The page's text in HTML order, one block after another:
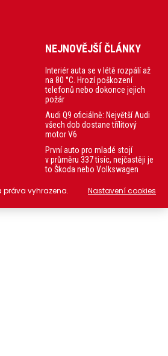
NEJNOVĚJŠÍ ČLÁNKY
Interiér auta se v létě rozpálí až
na 80 °C. Hrozí poškození
telefonů nebo dokonce jejich
požár
Audi Q9 oficiálně: Největší Audi
všech dob dostane třílitový
motor V6
První auto pro mladé stojí
v průměru 337 tisíc, nejčastěji je
to Škoda nebo Volkswagen
práva vyhrazena. Nastavení cookies